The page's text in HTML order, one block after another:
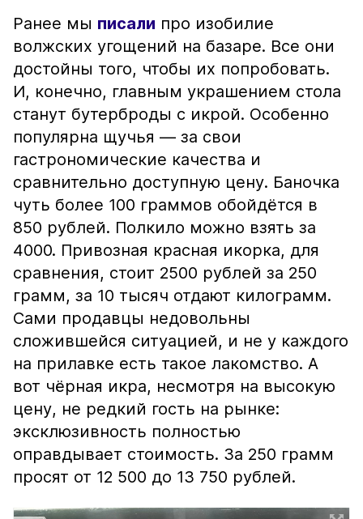
Ранее мы писали про изобилие
волжских угощений на базаре. Все они
достойны того, чтобы их попробовать.
И, конечно, главным украшением стола
станут бутерброды с икрой. Особенно
популярна щучья — за свои
гастрономические качества и
сравнительно доступную цену. Баночка
чуть более 100 граммов обойдётся в
850 рублей. Полкило можно взять за
4000. Привозная красная икорка, для
сравнения, стоит 2500 рублей за 250
грамм, за 10 тысяч отдают килограмм.
Сами продавцы недовольны
сложившейся ситуацией, и не у каждого
на прилавке есть такое лакомство. А
вот чёрная икра, несмотря на высокую
цену, не редкий гость на рынке:
эксклюзивность полностью
оправдывает стоимость. За 250 грамм
просят от 12 500 до 13 750 рублей.